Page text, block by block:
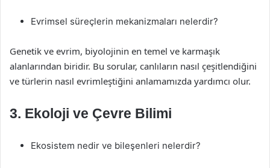
Evrimsel süreçlerin mekanizmaları nelerdir?
Genetik ve evrim, biyolojinin en temel ve karmaşık
alanlarından biridir. Bu sorular, canlıların nasıl çeşitlendiğini
ve türlerin nasıl evrimleştiğini anlamamızda yardımcı olur.
3. Ekoloji ve Çevre Bilimi
Ekosistem nedir ve bileşenleri nelerdir?